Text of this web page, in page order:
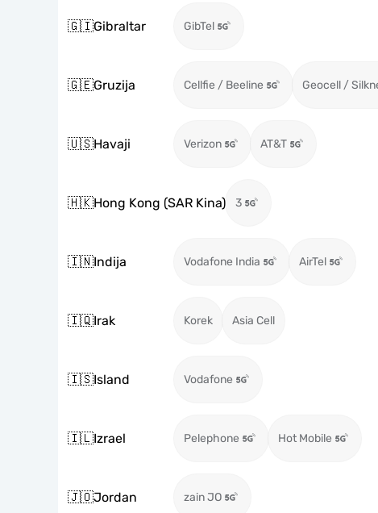
🇬🇮Gibraltar GibTel
🇬🇪Gruzija Cellfie / Beeline Geocell /
🇺🇸Havaji Verizon AT&T
🇭🇰Hong Kong (SAR Kina) 3
🇮🇳Indija Vodafone India AirTel
🇮🇶Irak Korek Asia Cell
🇮🇸Island Vodafone
🇮🇱Izrael Pelephone Hot Mobile
🇯🇴Jordan zain JO